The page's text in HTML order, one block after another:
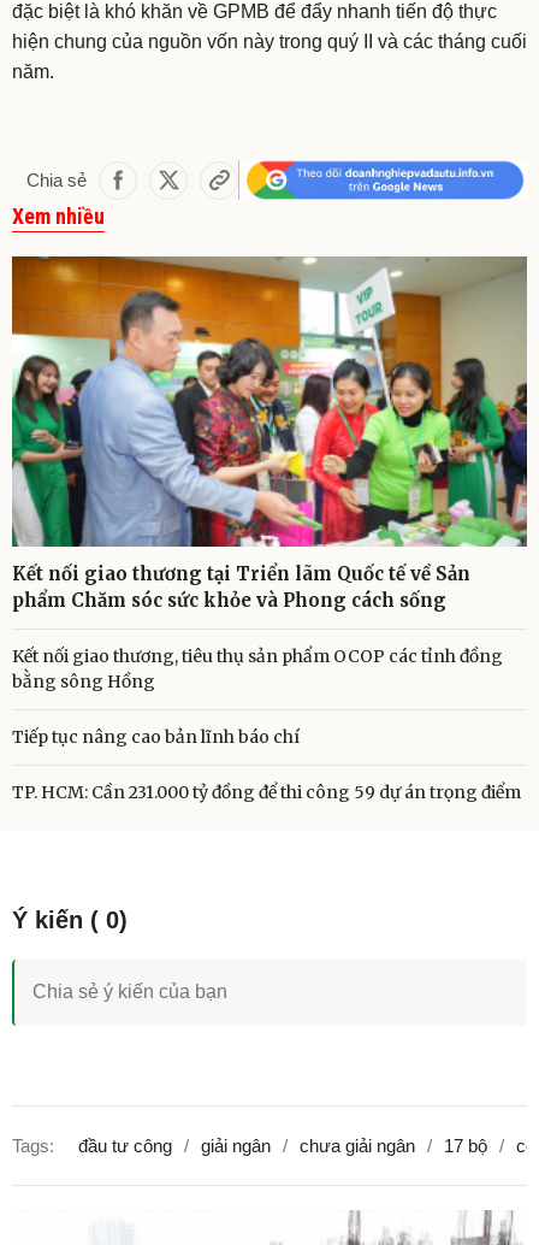
đặc biệt là khó khăn về GPMB để đẩy nhanh tiến độ thực
hiện chung của nguồn vốn này trong quý II và các tháng cuối
năm.
Chia sẻ
Xem nhiều
Kết nối giao thương tại Triển lãm Quốc tế về Sản
phẩm Chăm sóc sức khỏe và Phong cách sống
Kết nối giao thương, tiêu thụ sản phẩm OCOP các tỉnh đồng
bằng sông Hồng
Tiếp tục nâng cao bản lĩnh báo chí
TP. HCM: Cần 231.000 tỷ đồng để thi công 59 dự án trọng điểm
Tags: đầu tư công giải ngân chưa giải ngân 17 bộ cơ